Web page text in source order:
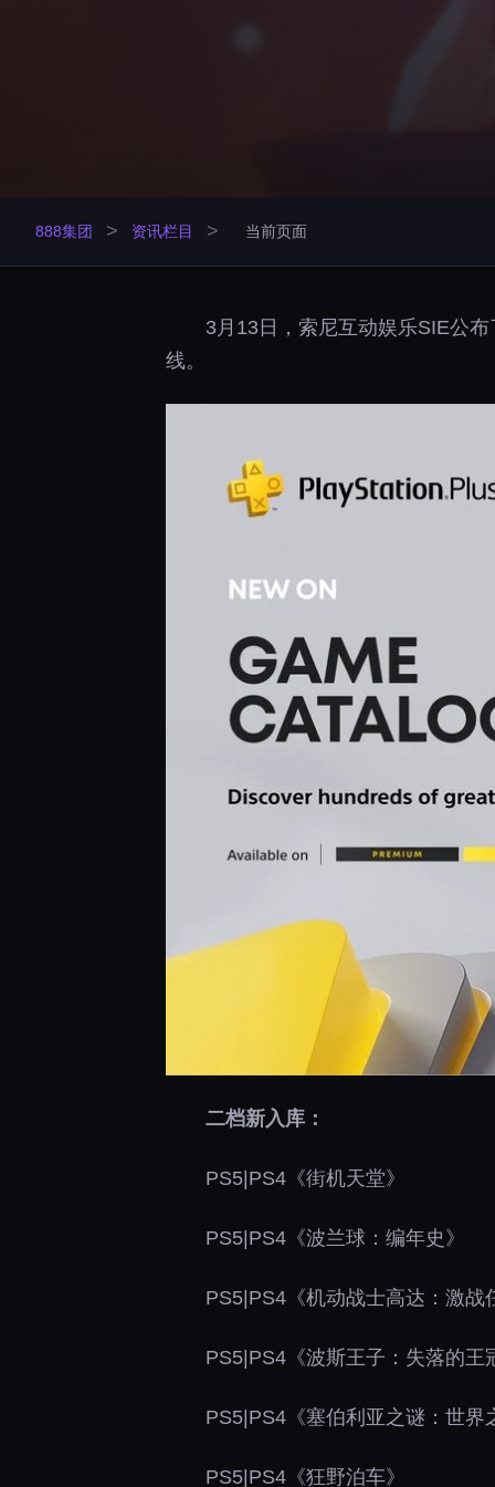
888集团 > 资讯栏目 > 当前页面
3月13日，索尼互动娱乐SIE公
线。
二档新入库：
PS5|PS4《街机天堂》
PS5|PS4《波兰球：编年史》
PS5|PS4《机动战士高达：激战
PS5|PS4《波斯王子：失落的王
PS5|PS4《塞伯利亚之谜：世界
PS5|PS4《狂野泊车》